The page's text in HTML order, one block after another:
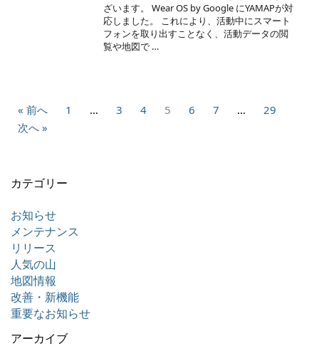
ざいます。 Wear OS by Google にYAMAPが対
応しました。 これにより、活動中にスマート
フォンを取り出すことなく、活動データの閲
覧や地図で …
« 前へ 1 … 3 4 5 6 7 …
29
次へ »
カテゴリー
お知らせ
メンテナンス
リリース
人気の山
地図情報
改善・新機能
重要なお知らせ
アーカイブ